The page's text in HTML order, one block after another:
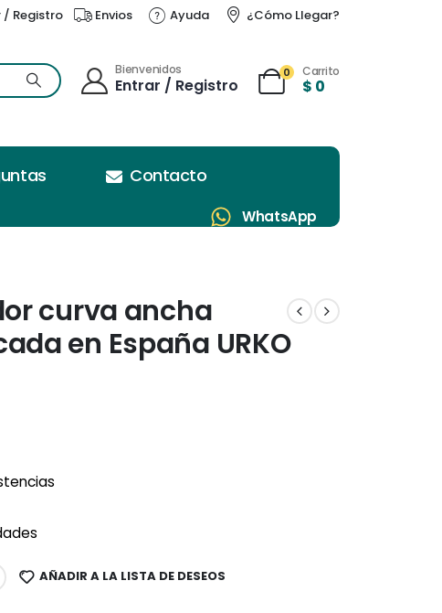
/ Registro Envios Ayuda ¿Cómo Llegar?
Bienvenidos
Entrar / Registro
0 Carrito
$ 0
Contacto
WhatsApp
curva ancha
en España URKO
AÑADIR A LA LISTA DE DESEOS